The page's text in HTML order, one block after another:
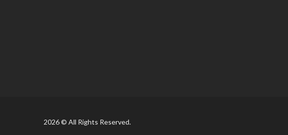
2026 © All Rights Reserved.